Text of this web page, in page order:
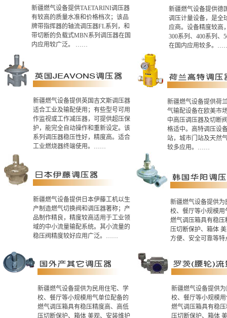
新疆燃气设备提供TAETARINI调压器
有较高的质量水准和价格档次；该品
牌带指挥器的轴流调压器FL系列，和
带切断的负载式MBN系列调压器在国
内应用较广泛。 ……
新疆燃气设备提供德
调压计量设备，是全
应商。设备精度较高
300系列、400系列、
在国内应用较多。
新疆燃气设备提供英国吉文斯调压器
适合工业及输配使用；有些型号可用
作监视或工作减压器，可提供超压保
护，能完全自动操作和重新设定。该
系列调压器稳压性好，精度高。适合
工业燃烧器终端使用。……
新疆燃气设备提供荷
气输配设备在欧美市
中高压调压器及切断
格适中。高特调压设
站，城市门站及天然
较多应用。……
新疆燃气设备提供日本伊藤工机以生
产制造燃气切换阀和调压器著称；产
品制作精良，精度较高适用于工业领
域的中小流量输配系统。其小流量的
稳压阀精度较好应用广泛。……
新疆燃气设备提供为
校、餐厅等小规模用
燃气调压箱具有稳压
压切断保护、箱体
方便、安全可靠等
新疆燃气设备提供为民用住宅、学
校、餐厅等小规模用气单位配备的
燃气调压箱具有稳压精度高、高低
压切断保护、箱体 美观、安装维护
新疆燃气设备提供
校、餐厅等小规模
燃气调压箱具有稳
压切断保护、箱体